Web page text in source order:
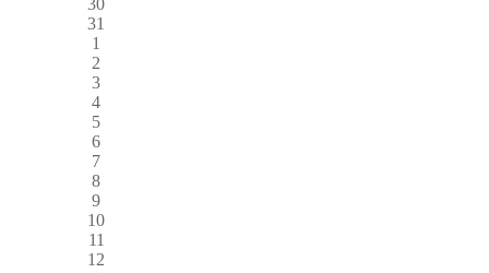
31
1
2
3
4
5
6
7
8
9
10
11
12